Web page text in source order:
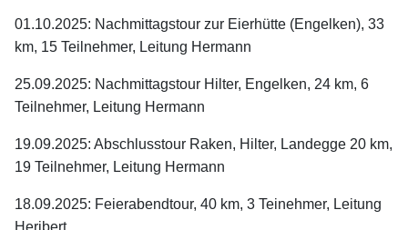
01.10.2025: Nachmittagstour zur Eierhütte (Engelken), 33
km, 15 Teilnehmer, Leitung Hermann
25.09.2025: Nachmittagstour Hilter, Engelken, 24 km, 6
Teilnehmer, Leitung Hermann
19.09.2025: Abschlusstour Raken, Hilter, Landegge 20 km,
19 Teilnehmer, Leitung Hermann
18.09.2025: Feierabendtour, 40 km, 3 Teinehmer, Leitung
Heribert